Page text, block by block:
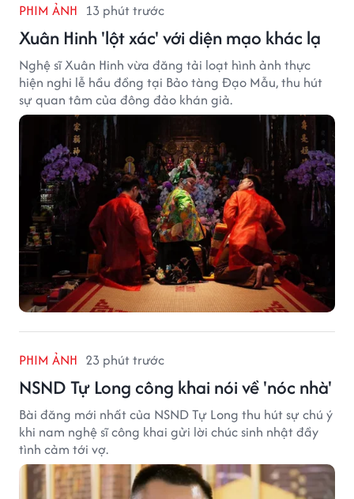
PHIM ẢNH 13 phút trước
Xuân Hinh 'lột xác' với diện mạo khác lạ
Nghệ sĩ Xuân Hinh vừa đăng tải loạt hình ảnh thực
hiện nghi lễ hầu đồng tại Bảo tàng Đạo Mẫu, thu hút
sự quan tâm của đông đảo khán giả.
PHIM ẢNH 23 phút trước
NSND Tự Long công khai nói về 'nóc nhà'
Bài đăng mới nhất của NSND Tự Long thu hút sự chú ý
khi nam nghệ sĩ công khai gửi lời chúc sinh nhật đầy
tình cảm tới vợ.